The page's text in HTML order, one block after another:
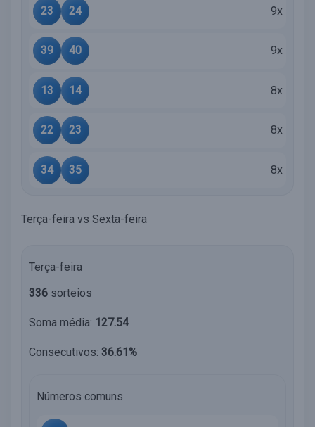
23 24 9x
39 40 9x
13 14 8x
22 23 8x
34 35 8x
Terça-feira vs Sexta-feira
Terça-feira
336 sorteios
Soma média: 127.54
Consecutivos: 36.61%
Números comuns